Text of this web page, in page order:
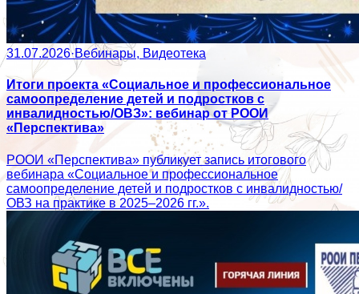
31.07.2026·Вебинары, Видеотека
Итоги проекта «Социальное и профессиональное
самоопределение детей и подростков с
инвалидностью/ОВЗ»: вебинар от РООИ
«Перспектива»
РООИ «Перспектива» публикует запись итогового
вебинара «Социальное и профессиональное
самоопределение детей и подростков с инвалидностью/
ОВЗ на практике в 2025–2026 гг.».